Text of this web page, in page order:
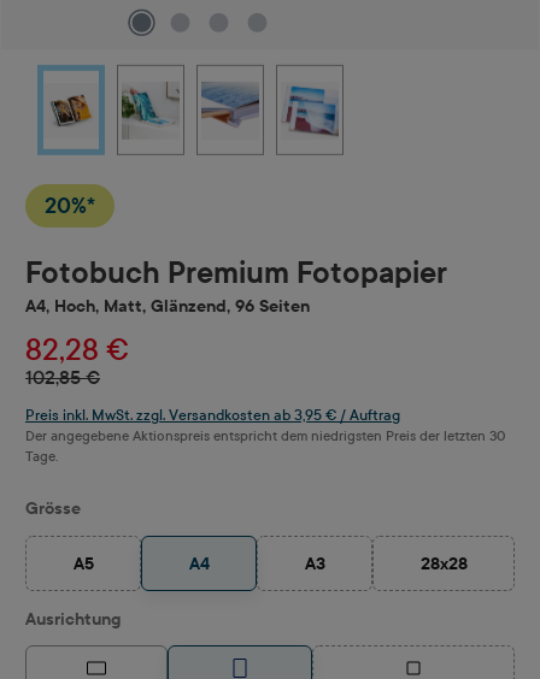
20%*
Fotobuch Premium Fotopapier
A4, Hoch, Matt, Glänzend, 96 Seiten
82,28 €
102,85 €
Preis inkl. MwSt. zzgl. Versandkosten ab 3,95 € / Auftrag
Der angegebene Aktionspreis entspricht dem niedrigsten Preis der letzten 30
Tage.
Grösseauswählen
A5
(Diese Option ist zurzeit nicht verfügbar.)
A4 A3
(Diese Option ist zurzeit nicht
28x28
(Diese
Ausrichtungauswählen